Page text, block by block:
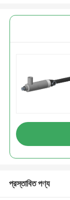
প্রস্তাবিত পণ্য